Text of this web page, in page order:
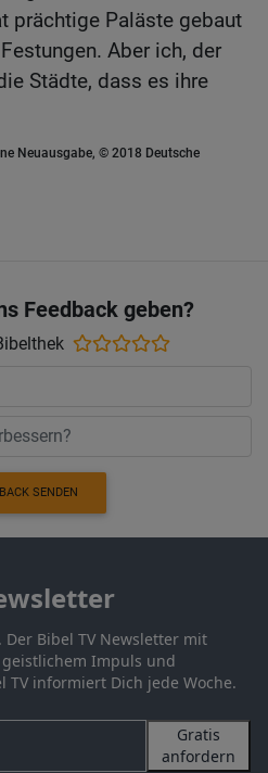
prächtige Paläste gebaut
Aber ich, der
Städte, dass es ihre
Neuausgabe, © 2018 Deutsche
Feedback geben?
SENDEN
Bibel TV Newsletter mit
Impuls und
informiert Dich jede Woche.
Gratis
anfordern